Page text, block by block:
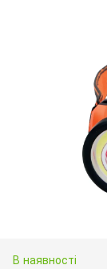
В наявності